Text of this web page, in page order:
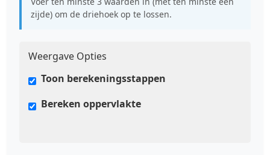
zijde) om de driehoek op te lossen.
Weergave Opties
Toon berekeningsstappen
Bereken oppervlakte